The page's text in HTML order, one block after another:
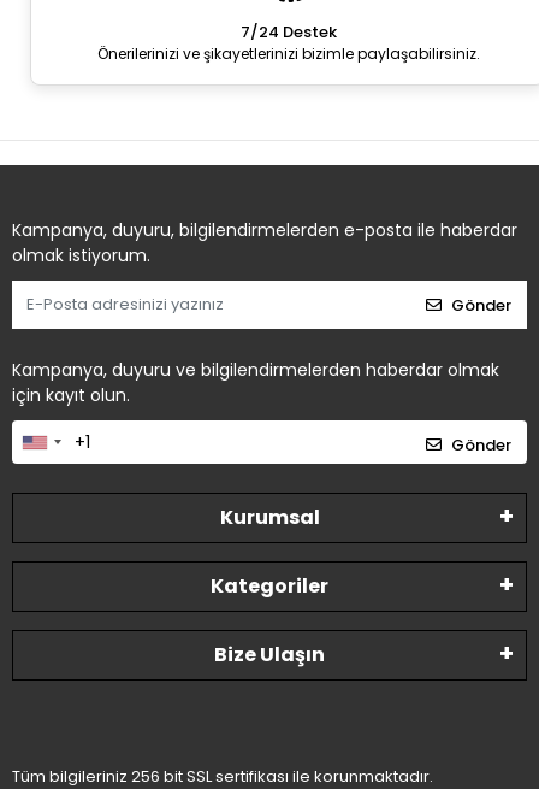
7/24 Destek
Önerilerinizi ve şikayetlerinizi bizimle paylaşabilirsiniz.
Kampanya, duyuru, bilgilendirmelerden e-posta ile haberdar
olmak istiyorum.
Gönder
Kampanya, duyuru ve bilgilendirmelerden haberdar olmak
için kayıt olun.
Gönder
Kurumsal
Kategoriler
Bize Ulaşın
Tüm bilgileriniz 256 bit SSL sertifikası ile korunmaktadır.